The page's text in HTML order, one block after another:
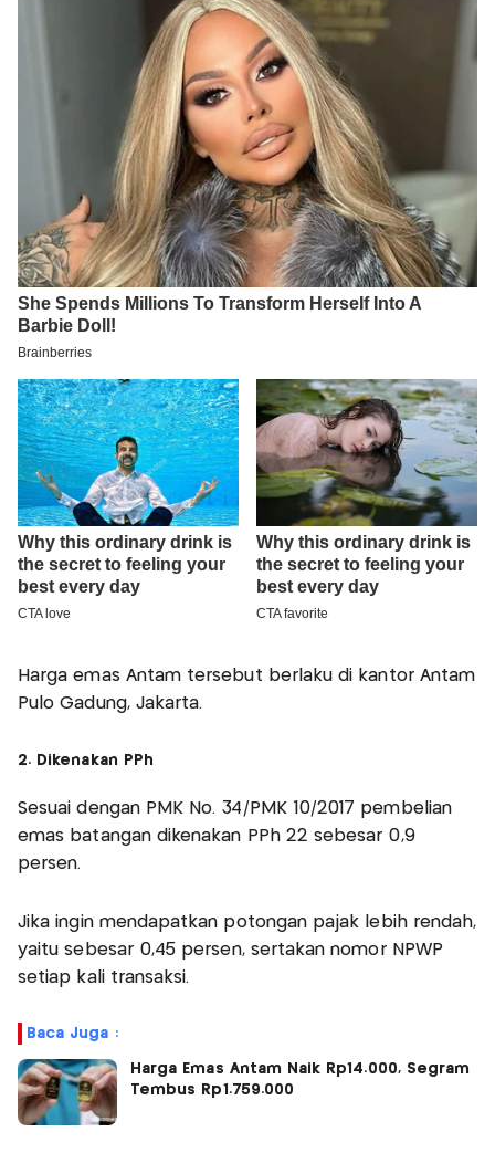
Harga emas Antam tersebut berlaku di kantor Antam
Pulo Gadung, Jakarta.
2. Dikenakan PPh
Sesuai dengan PMK No. 34/PMK 10/2017 pembelian
emas batangan dikenakan PPh 22 sebesar 0,9
persen.
Jika ingin mendapatkan potongan pajak lebih rendah,
yaitu sebesar 0,45 persen, sertakan nomor NPWP
setiap kali transaksi.
Baca Juga :
Harga Emas Antam Naik Rp14.000, Segram
Tembus Rp1.759.000